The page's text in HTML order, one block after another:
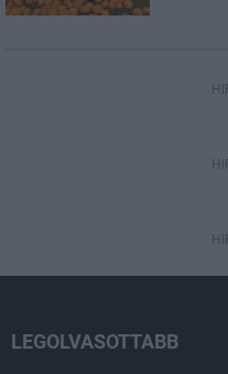
LEGOLVASOTTABB